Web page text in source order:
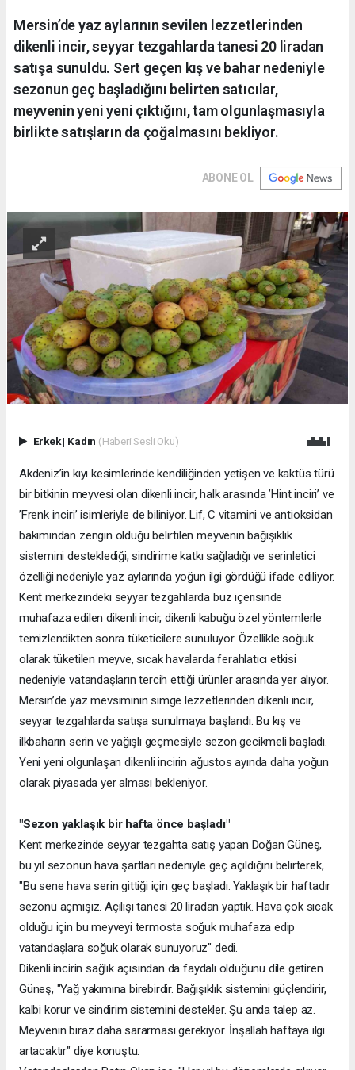
Mersin’de yaz aylarının sevilen lezzetlerinden
dikenli incir, seyyar tezgahlarda tanesi 20 liradan
satışa sunuldu. Sert geçen kış ve bahar nedeniyle
sezonun geç başladığını belirten satıcılar,
meyvenin yeni yeni çıktığını, tam olgunlaşmasıyla
birlikte satışların da çoğalmasını bekliyor.
ABONE OL
Erkek| Kadın (Haberi Sesli Oku)
Akdeniz’in kıyı kesimlerinde kendiliğinden yetişen ve kaktüs türü
bir bitkinin meyvesi olan dikenli incir, halk arasında ’Hint inciri’ ve
’Frenk inciri’ isimleriyle de biliniyor. Lif, C vitamini ve antioksidan
bakımından zengin olduğu belirtilen meyvenin bağışıklık
sistemini desteklediği, sindirime katkı sağladığı ve serinletici
özelliği nedeniyle yaz aylarında yoğun ilgi gördüğü ifade ediliyor.
Kent merkezindeki seyyar tezgahlarda buz içerisinde
muhafaza edilen dikenli incir, dikenli kabuğu özel yöntemlerle
temizlendikten sonra tüketicilere sunuluyor. Özellikle soğuk
olarak tüketilen meyve, sıcak havalarda ferahlatıcı etkisi
nedeniyle vatandaşların tercih ettiği ürünler arasında yer alıyor.
Mersin’de yaz mevsiminin simge lezzetlerinden dikenli incir,
seyyar tezgahlarda satışa sunulmaya başlandı. Bu kış ve
ilkbaharın serin ve yağışlı geçmesiyle sezon gecikmeli başladı.
Yeni yeni olgunlaşan dikenli incirin ağustos ayında daha yoğun
olarak piyasada yer alması bekleniyor.
"Sezon yaklaşık bir hafta önce başladı"
Kent merkezinde seyyar tezgahta satış yapan Doğan Güneş,
bu yıl sezonun hava şartları nedeniyle geç açıldığını belirterek,
"Bu sene hava serin gittiği için geç başladı. Yaklaşık bir haftadır
sezonu açmışız. Açılışı tanesi 20 liradan yaptık. Hava çok sıcak
olduğu için bu meyveyi termosta soğuk muhafaza edip
vatandaşlara soğuk olarak sunuyoruz" dedi.
Dikenli incirin sağlık açısından da faydalı olduğunu dile getiren
Güneş, "Yağ yakımına birebirdir. Bağışıklık sistemini güçlendirir,
kalbi korur ve sindirim sistemini destekler. Şu anda talep az.
Meyvenin biraz daha sararması gerekiyor. İnşallah haftaya ilgi
artacaktır" diye konuştu.